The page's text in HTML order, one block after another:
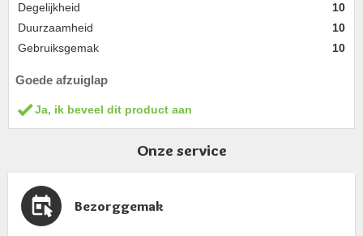
Degelijkheid
10
Duurzaamheid
10
Gebruiksgemak
10
Goede afzuiglap
Ja, ik beveel dit product aan
Onze service
Bezorggemak